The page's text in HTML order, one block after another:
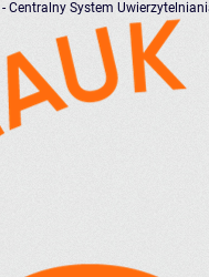
- Centralny System